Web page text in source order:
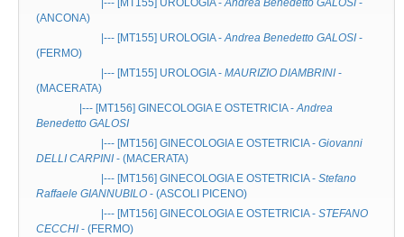
|--- [MT155] UROLOGIA-Andrea Benedetto GALOSI -
(ANCONA)
|--- [MT155] UROLOGIA-Andrea Benedetto GALOSI -
(FERMO)
|--- [MT155] UROLOGIA- MAURIZIO DIAMBRINI -
(MACERATA)
|--- [MT156] GINECOLOGIA E OSTETRICIA-Andrea
Benedetto GALOSI
|--- [MT156] GINECOLOGIA E OSTETRICIA- Giovanni
DELLI CARPINI - (MACERATA)
|--- [MT156] GINECOLOGIA E OSTETRICIA- Stefano
Raffaele GIANNUBILO - (ASCOLI PICENO)
|--- [MT156] GINECOLOGIA E OSTETRICIA- STEFANO
CECCHI - (FERMO)